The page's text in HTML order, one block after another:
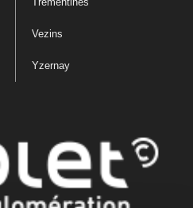
Vezins
Yzernay